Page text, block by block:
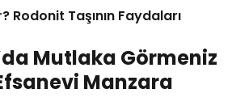
Rodonit Taşının Faydaları
Mutlaka Görmeniz
Manzara